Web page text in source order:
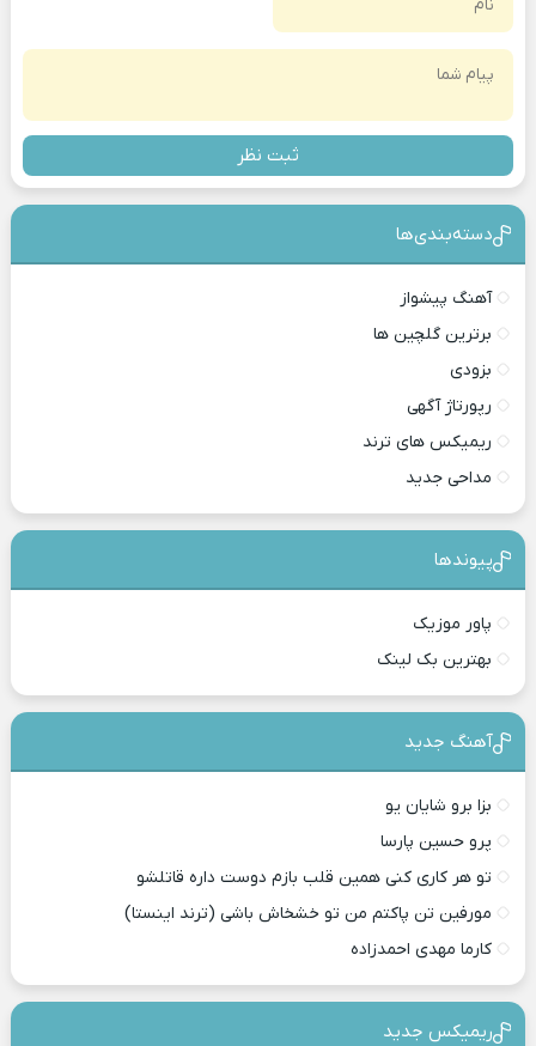
ثبت نظر
دسته‌بندی‎‌‌ها
آهنگ پیشواز
برترین گلچین ها
بزودی
رپورتاژ آگهی
ریمیکس های ترند
مداحی جدید
پیوندها
پاور موزیک
بهترین بک لینک
آهنگ جدید
بزا برو شایان یو
پرو حسین پارسا
تو هر کاری کنی همین قلب بازم دوست داره قاتلشو
مورفین تن پاکتم من تو خشخاش باشی (ترند اینستا)
کارما مهدی احمدزاده
ریمیکس جدید